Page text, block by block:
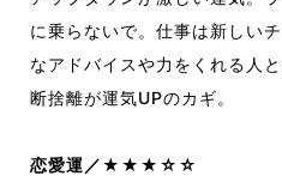
に乗らないで。仕事は新しい
なアドバイスや力をくれる人
断捨離が運気UPのカギ。
恋愛運／★★★☆☆